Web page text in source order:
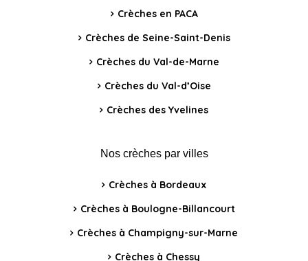
Crèches en PACA
Crèches de Seine-Saint-Denis
Crèches du Val-de-Marne
Crèches du Val-d’Oise
Crèches des Yvelines
Nos crèches par villes
Crèches à Bordeaux
Crèches à Boulogne-Billancourt
Crèches à Champigny-sur-Marne
Crèches à Chessy